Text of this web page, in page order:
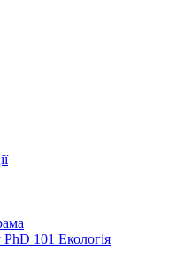
101 Екологія